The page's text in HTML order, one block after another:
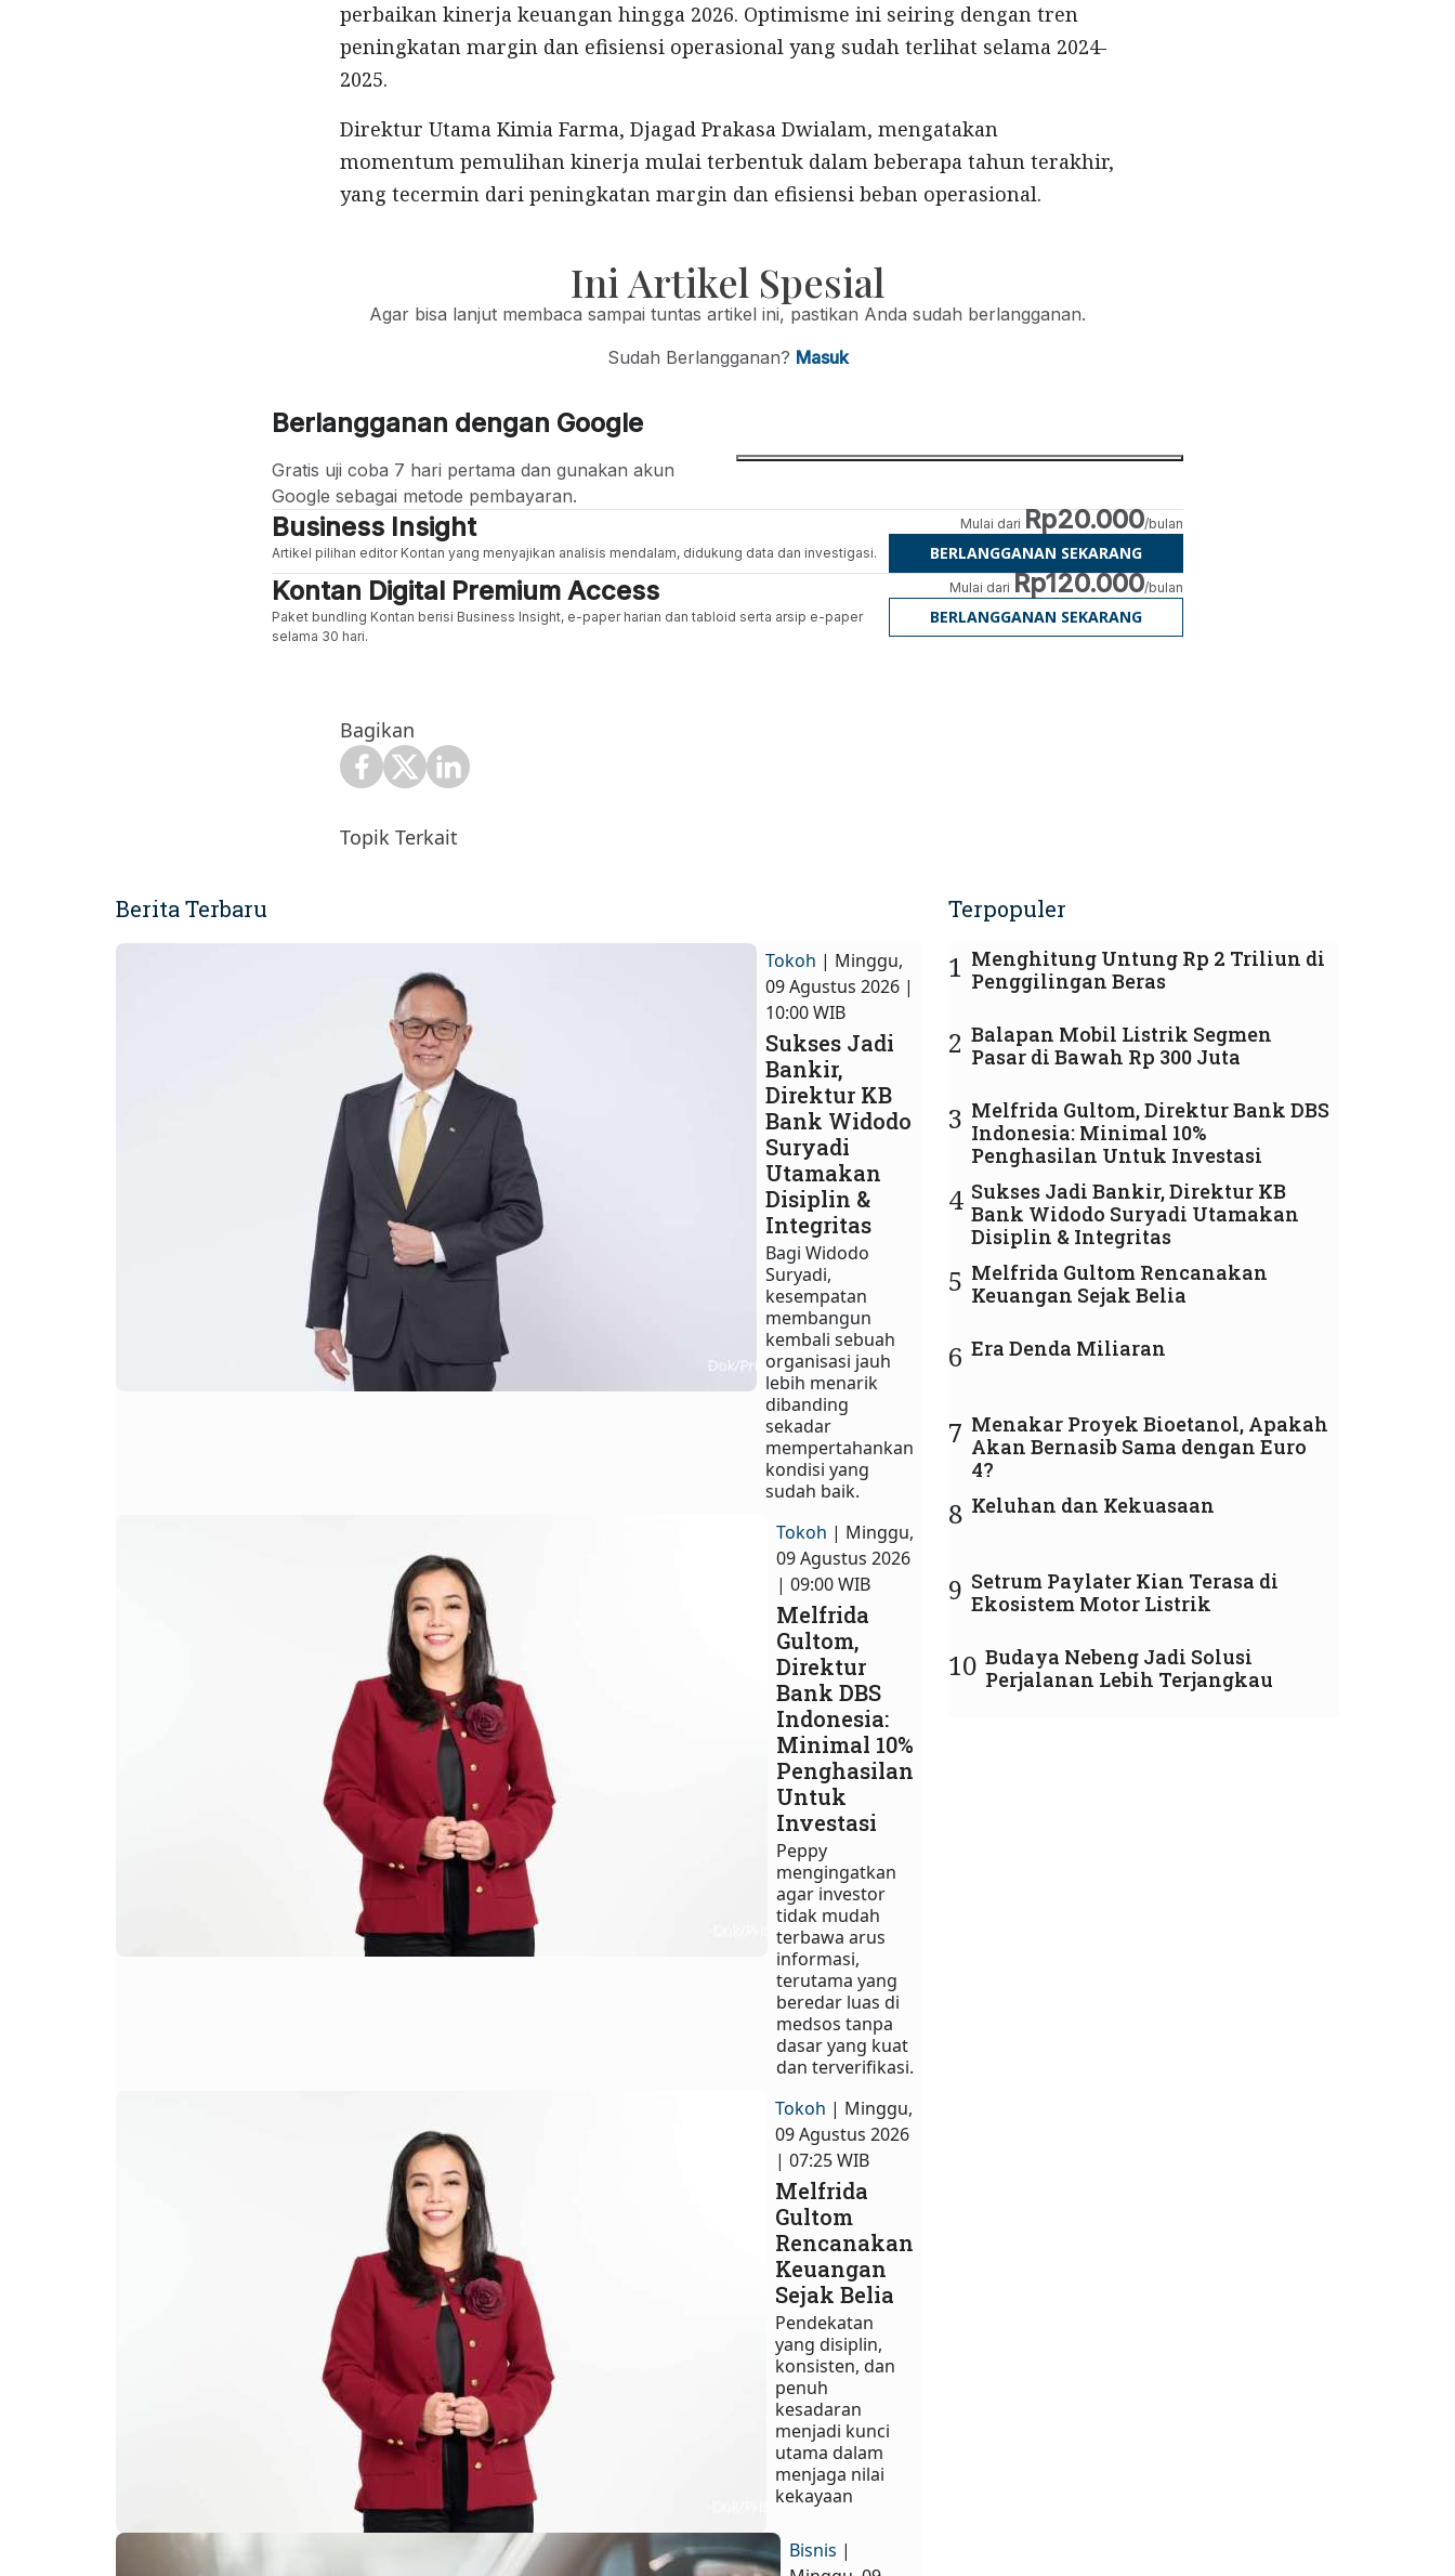
perbaikan kinerja keuangan hingga 2026. Optimisme ini seiring dengan tren
peningkatan margin dan efisiensi operasional yang sudah terlihat selama 2024-
2025.
Direktur Utama Kimia Farma, Djagad Prakasa Dwialam, mengatakan
momentum pemulihan kinerja mulai terbentuk dalam beberapa tahun terakhir,
yang tecermin dari peningkatan margin dan efisiensi beban operasional.
Ini Artikel Spesial
Agar bisa lanjut membaca sampai tuntas artikel ini, pastikan Anda sudah berlangganan.
Sudah Berlangganan? Masuk
Berlangganan dengan Google
Gratis uji coba 7 hari pertama dan gunakan akun
Google sebagai metode pembayaran.
Business Insight
Artikel pilihan editor Kontan yang menyajikan analisis mendalam, didukung data dan investigasi.
Mulai dari Rp20.000/bulan
BERLANGGANAN SEKARANG
Kontan Digital Premium Access
Paket bundling Kontan berisi Business Insight, e-paper harian dan tabloid serta arsip e-paper
selama 30 hari.
Mulai dari Rp120.000/bulan
BERLANGGANAN SEKARANG
Bagikan
Topik Terkait
Berita Terbaru
Tokoh | Minggu,
09 Agustus 2026 |
10:00 WIB
Sukses Jadi
Bankir,
Direktur KB
Bank Widodo
Suryadi
Utamakan
Disiplin &
Integritas
Bagi Widodo
Suryadi,
kesempatan
membangun
kembali sebuah
organisasi jauh
lebih menarik
dibanding
sekadar
mempertahankan
kondisi yang
sudah baik.
Tokoh | Minggu,
09 Agustus 2026
| 09:00 WIB
Melfrida
Gultom,
Direktur
Bank DBS
Indonesia:
Minimal 10%
Penghasilan
Untuk
Investasi
Peppy
mengingatkan
agar investor
tidak mudah
terbawa arus
informasi,
terutama yang
beredar luas di
medsos tanpa
dasar yang kuat
dan terverifikasi.
Tokoh | Minggu,
09 Agustus 2026
| 07:25 WIB
Melfrida
Gultom
Rencanakan
Keuangan
Sejak Belia
Pendekatan
yang disiplin,
konsisten, dan
penuh
kesadaran
menjadi kunci
utama dalam
menjaga nilai
kekayaan
Bisnis |
Terpopuler
1 Menghitung Untung Rp 2 Triliun di
Penggilingan Beras
2 Balapan Mobil Listrik Segmen
Pasar di Bawah Rp 300 Juta
3 Melfrida Gultom, Direktur Bank DBS
Indonesia: Minimal 10%
Penghasilan Untuk Investasi
4 Sukses Jadi Bankir, Direktur KB
Bank Widodo Suryadi Utamakan
Disiplin & Integritas
5 Melfrida Gultom Rencanakan
Keuangan Sejak Belia
6 Era Denda Miliaran
7 Menakar Proyek Bioetanol, Apakah
Akan Bernasib Sama dengan Euro
4?
8 Keluhan dan Kekuasaan
9 Setrum Paylater Kian Terasa di
Ekosistem Motor Listrik
10 Budaya Nebeng Jadi Solusi
Perjalanan Lebih Terjangkau